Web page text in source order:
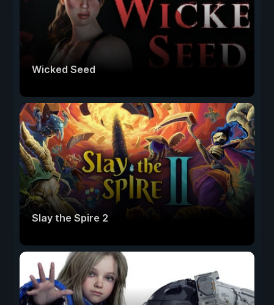
Wicked Seed
Slay the Spire 2